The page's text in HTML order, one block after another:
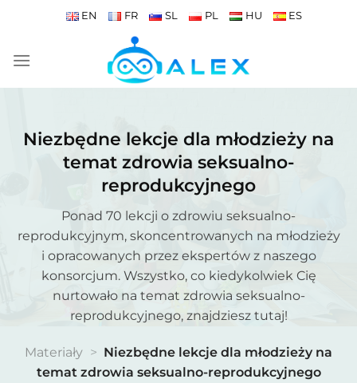
EN FR SL PL HU ES
Niezbędne lekcje dla młodzieży na
temat zdrowia seksualno-
reprodukcyjnego
Ponad 70 lekcji o zdrowiu seksualno-
reprodukcyjnym, skoncentrowanych na młodzieży
i opracowanych przez ekspertów z naszego
konsorcjum. Wszystko, co kiedykolwiek Cię
nurtowało na temat zdrowia seksualno-
reprodukcyjnego, znajdziesz tutaj!
Materiały > Niezbędne lekcje dla młodzieży na
temat zdrowia seksualno-reprodukcyjnego